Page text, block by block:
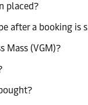
placed?
after a booking is
Mass (VGM)?